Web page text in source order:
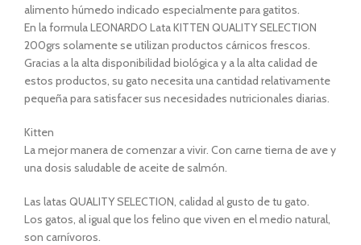
alimento húmedo indicado especialmente para gatitos.
En la formula LEONARDO Lata KITTEN QUALITY SELECTION
200grs solamente se utilizan productos cárnicos frescos.
Gracias a la alta disponibilidad biológica y a la alta calidad de
estos productos, su gato necesita una cantidad relativamente
pequeña para satisfacer sus necesidades nutricionales diarias.
Kitten
La mejor manera de comenzar a vivir. Con carne tierna de ave y
una dosis saludable de aceite de salmón.
Las latas QUALITY SELECTION, calidad al gusto de tu gato.
Los gatos, al igual que los felino que viven en el medio natural,
son carnívoros.